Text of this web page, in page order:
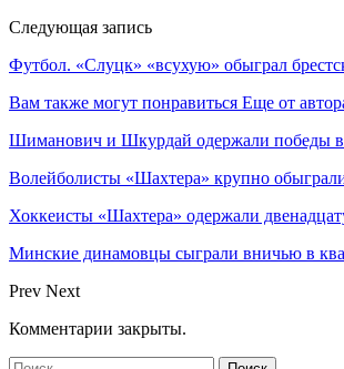
Следующая запись
Футбол. «Слуцк» «всухую» обыграл
Вам также могут понравиться Еще от
Шиманович и Шкурдай одержали победы в
Волейболисты «Шахтера» крупно
Хоккеисты «Шахтера» одержали
Минские динамовцы сыграли вничью в
Prev Next
Комментарии закрыты.